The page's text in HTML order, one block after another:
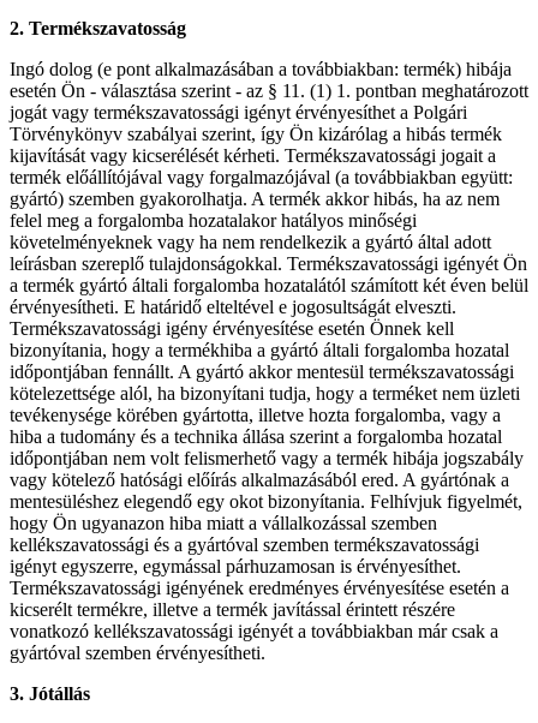
2. Termékszavatosság
Ingó dolog (e pont alkalmazásában a továbbiakban: termék) hibája
esetén Ön - választása szerint - az § 11. (1) 1. pontban meghatározott
jogát vagy termékszavatossági igényt érvényesíthet a Polgári
Törvénykönyv szabályai szerint, így Ön kizárólag a hibás termék
kijavítását vagy kicserélését kérheti. Termékszavatossági jogait a
termék előállítójával vagy forgalmazójával (a továbbiakban együtt:
gyártó) szemben gyakorolhatja. A termék akkor hibás, ha az nem
felel meg a forgalomba hozatalakor hatályos minőségi
követelményeknek vagy ha nem rendelkezik a gyártó által adott
leírásban szereplő tulajdonságokkal. Termékszavatossági igényét Ön
a termék gyártó általi forgalomba hozatalától számított két éven belül
érvényesítheti. E határidő elteltével e jogosultságát elveszti.
Termékszavatossági igény érvényesítése esetén Önnek kell
bizonyítania, hogy a termékhiba a gyártó általi forgalomba hozatal
időpontjában fennállt. A gyártó akkor mentesül termékszavatossági
kötelezettsége alól, ha bizonyítani tudja, hogy a terméket nem üzleti
tevékenysége körében gyártotta, illetve hozta forgalomba, vagy a
hiba a tudomány és a technika állása szerint a forgalomba hozatal
időpontjában nem volt felismerhető vagy a termék hibája jogszabály
vagy kötelező hatósági előírás alkalmazásából ered. A gyártónak a
mentesüléshez elegendő egy okot bizonyítania. Felhívjuk figyelmét,
hogy Ön ugyanazon hiba miatt a vállalkozással szemben
kellékszavatossági és a gyártóval szemben termékszavatossági
igényt egyszerre, egymással párhuzamosan is érvényesíthet.
Termékszavatossági igényének eredményes érvényesítése esetén a
kicserélt termékre, illetve a termék javítással érintett részére
vonatkozó kellékszavatossági igényét a továbbiakban már csak a
gyártóval szemben érvényesítheti.
3. Jótállás